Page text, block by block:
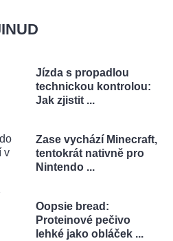
Jízda s propadlou
technickou kontrolou:
Jak zjistit ...
Zase vychází Minecraft,
tentokrát nativně pro
Nintendo ...
Oopsie bread:
Proteinové pečivo
lehké jako obláček ...